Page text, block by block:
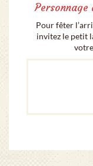
Pour fêter
invitez le petit